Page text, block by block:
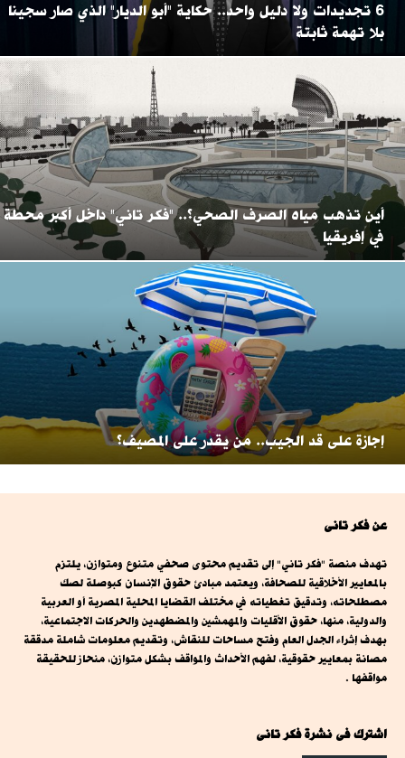
6 تجديدات ولا دليل واحد.. حكاية "أبو الديار" الذي صار سجينا
بلا تهمة ثابتة
أين تذهب مياه الصرف الصحي؟.. "فكر تاني" داخل أكبر محطة
في إفريقيا
إجازة على قد الجيب.. من يقدر على المصيف؟
عن فكر تانى
تهدف منصة "فكر تاني" إلى تقديم محتوى صحفي متنوع ومتوازن، يلتزم
بالمعايير الأخلاقية للصحافة، ويعتمد مبادئ حقوق الإنسان كبوصلة لصك
مصطلحاته، وتدقيق تغطياته في مختلف القضايا المحلية المصرية أو العربية
والدولية، منها، حقوق الأقليات والمهمشين والمضطهدين والحركات الاجتماعية،
بهدف إثراء الجدل العام وفتح مساحات للنقاش، وتقديم معلومات شاملة مدققة
مصانة بمعايير حقوقية، لفهم الأحداث والمواقف بشكل متوازن، منحاز للحقيقة
مواقفها .
اشترك فى نشرة فكر تانى